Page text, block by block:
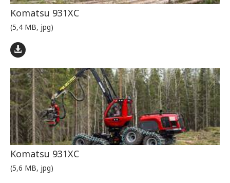
Komatsu 931XC
(5,4 MB, jpg)
Komatsu 931XC
(5,6 MB, jpg)